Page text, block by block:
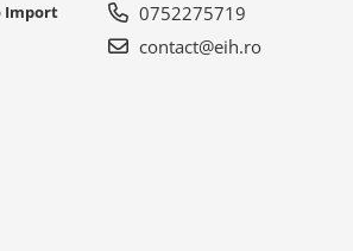
Import
0752275719
contact@eih.ro